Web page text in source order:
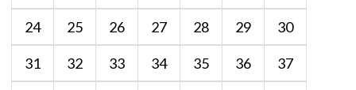
24 25 26 27 28 29 30
31 32 33 34 35 36 37